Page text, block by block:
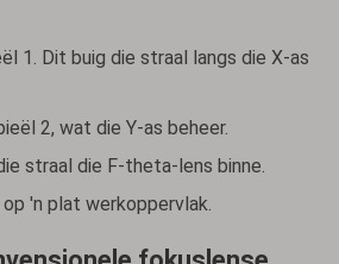
1. Dit buig die straal langs die X-as
2, wat die Y-as beheer.
straal die F-theta-lens binne.
'n plat werkoppervlak.